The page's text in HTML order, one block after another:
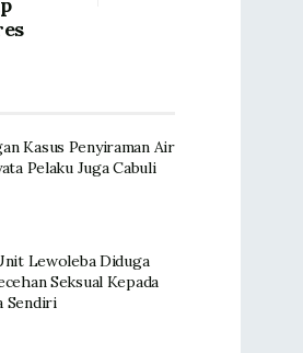
Kasus Penyiraman Air
Pelaku Juga Cabuli
Lewoleba Diduga
Seksual Kepada
Sendiri